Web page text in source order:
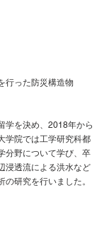
行った防災構造物
学を決め、2018年から
学院では工学研究科都
分野について学び、卒
浸透流による洪水など
研究を行いました。